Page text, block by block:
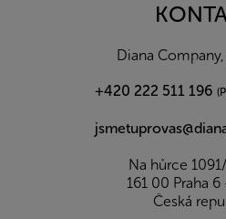
Diana
+420 222 511 196
Na hůrce
161 00 Praha
Česká